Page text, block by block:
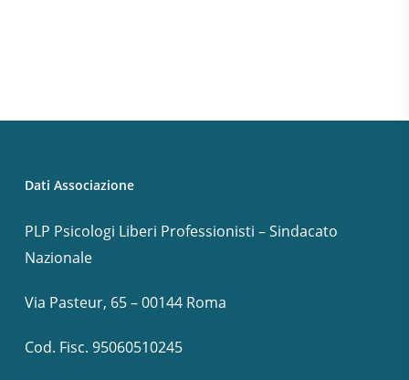
Dati Associazione
PLP Psicologi Liberi Professionisti – Sindacato
Nazionale
Via Pasteur, 65 – 00144 Roma
Cod. Fisc. 95060510245